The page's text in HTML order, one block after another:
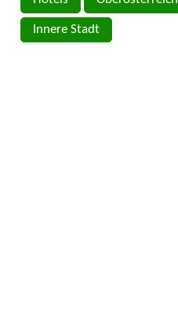
Innere Stadt